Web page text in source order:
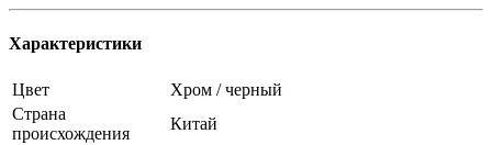
Характеристики
Цвет
Хром / черный
Страна
происхождения
Китай